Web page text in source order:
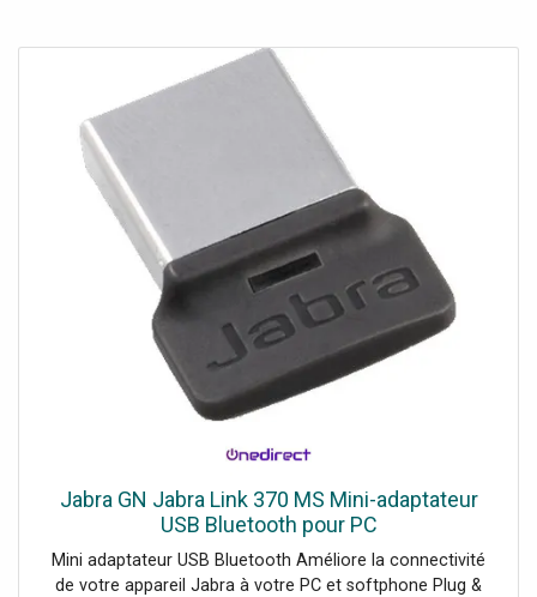
Jabra GN Jabra Link 370 MS Mini-adaptateur
USB Bluetooth pour PC
Mini adaptateur USB Bluetooth Améliore la connectivité
de votre appareil Jabra à votre PC et softphone Plug &